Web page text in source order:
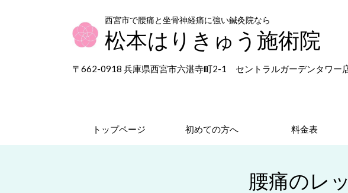
西宮市で腰痛と坐骨神経痛に強い鍼灸院なら
松本はりきゅう施術院
〒662-0918 兵庫県西宮市六湛寺町2-1 セントラルガーデンタワー
トップページ 初めての方へ 料金表
腰痛のレ